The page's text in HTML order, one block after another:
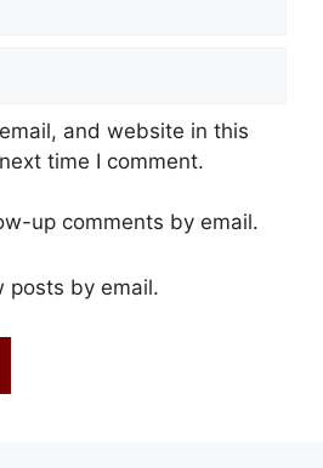
and website in this
time I comment.
up comments by email.
posts by email.